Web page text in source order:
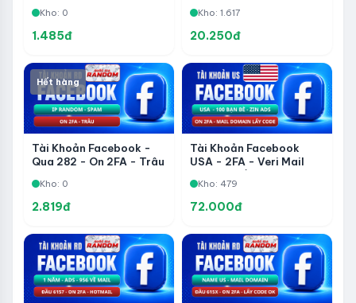
Kho: 0
1.485đ
Kho: 1.617
20.250đ
Hết hàng
Tài Khoản Facebook -
Qua 282 - On 2FA - Trâu
Kho: 0
2.819đ
Tài Khoản Facebook
USA - 2FA - Veri Mail
100 Bạn Bè - Zin ADS
Kho: 479
72.000đ